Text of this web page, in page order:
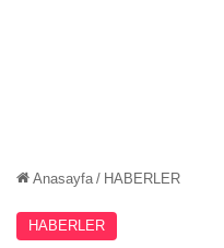
Anasayfa / HABERLER
HABERLER